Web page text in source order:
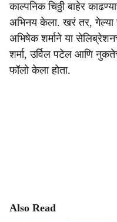
काल्पनिक चिठ्ठी बाहेर
अभिनय केला. खरं तर, गेल्या
अभिषेक शर्माने या
शर्मा, उर्विल पटेल आणि
फॉलो केला होता.
Also Read